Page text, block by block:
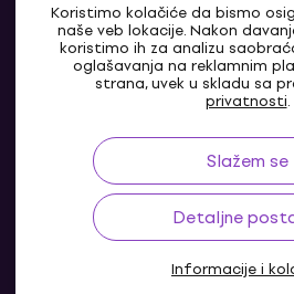
Koristimo kolačiće da bismo
naše veb lokacije. Nakon
koristimo ih za analizu
oglašavanja na reklamnim
strana, uvek u skladu sa
privatnosti.
Slažem se
Detaljne
Informacije i
RS